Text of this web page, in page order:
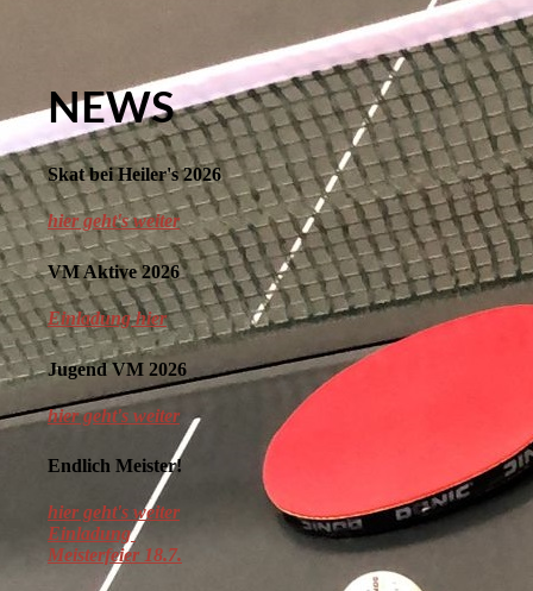
NEWS
Skat bei Heiler's 2026
hier geht's weiter
VM Aktive 2026
Einladung hier
Jugend VM 2026
hier geht's weiter
Endlich Meister!
hier geht's weiter
Einladung
Meisterfeier 18.7.